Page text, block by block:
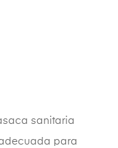
sanitaria
para